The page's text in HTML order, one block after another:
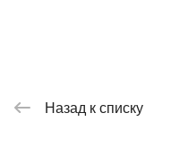
Назад к списку